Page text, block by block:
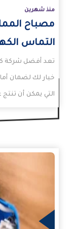
منذ شهرين
مصباح
التماس
تعد أفضل شركة
خيار لك لضمان
التي يمكن أن